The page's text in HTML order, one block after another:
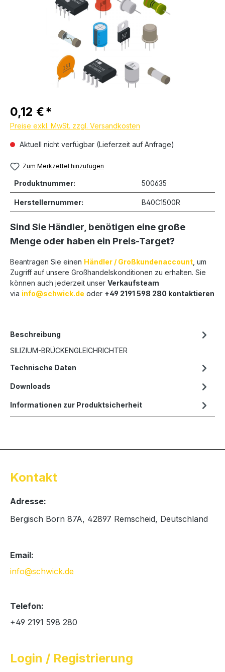
Regulärer Preis:
0,12 €
Preise exkl. MwSt. zzgl. Versandkosten
Aktuell nicht verfügbar (Lieferzeit auf Anfrage)
Zum Merkzettel hinzufügen
Produktnummer: 500635
Herstellernummer: B40C1500R
Sind Sie Händler, benötigen eine große
Menge oder haben ein Preis-Target?
Beantragen Sie einen Händler / Großkundenaccount , um
Zugriff auf unsere Großhandelskonditionen zu erhalten. Sie
können auch jederzeit unser Verkaufsteam
via info@schwick.de oder +49 2191 598 280 kontaktieren
Beschreibung
SILIZIUM-BRÜCKENGLEICHRICHTER
Technische Daten
Downloads
Informationen zur Produktsicherheit
Kontakt
Adresse:
Bergisch Born 87A, 42897 Remscheid, Deutschland
Email:
info@schwick.de
Telefon:
+49 2191 598 280
Login / Registrierung